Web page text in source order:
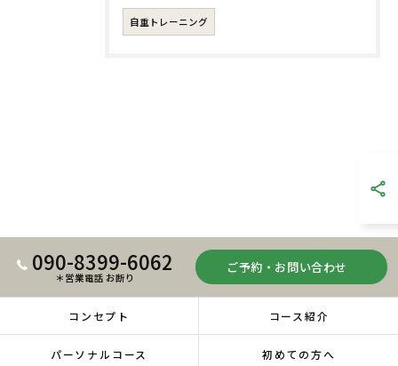
自重トレーニング
090-8399-6062
＊営業電話 お断り
ご予約・お問い合わせ
コンセプト コース紹介
パーソナルコース 初めての方へ